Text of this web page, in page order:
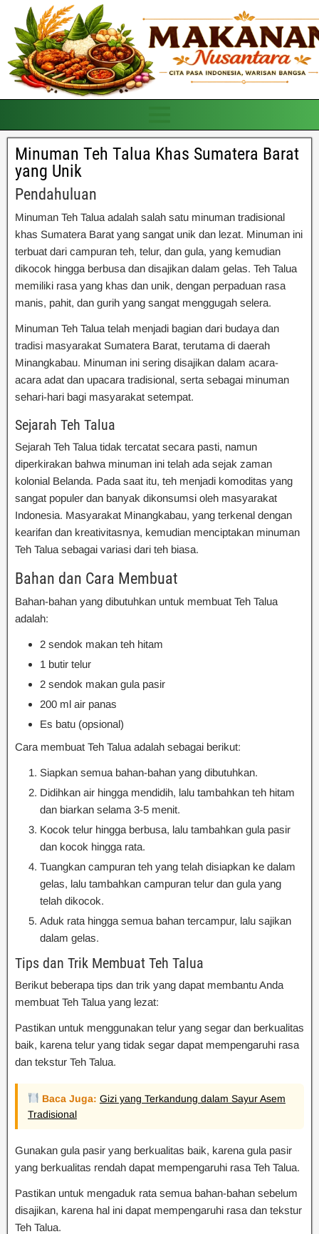
Minuman Teh Talua Khas Sumatera Barat
yang Unik
Pendahuluan
Minuman Teh Talua adalah salah satu minuman tradisional
khas Sumatera Barat yang sangat unik dan lezat. Minuman ini
terbuat dari campuran teh, telur, dan gula, yang kemudian
dikocok hingga berbusa dan disajikan dalam gelas. Teh Talua
memiliki rasa yang khas dan unik, dengan perpaduan rasa
manis, pahit, dan gurih yang sangat menggugah selera.
Minuman Teh Talua telah menjadi bagian dari budaya dan
tradisi masyarakat Sumatera Barat, terutama di daerah
Minangkabau. Minuman ini sering disajikan dalam acara-
acara adat dan upacara tradisional, serta sebagai minuman
sehari-hari bagi masyarakat setempat.
Sejarah Teh Talua
Sejarah Teh Talua tidak tercatat secara pasti, namun
diperkirakan bahwa minuman ini telah ada sejak zaman
kolonial Belanda. Pada saat itu, teh menjadi komoditas yang
sangat populer dan banyak dikonsumsi oleh masyarakat
Indonesia. Masyarakat Minangkabau, yang terkenal dengan
kearifan dan kreativitasnya, kemudian menciptakan minuman
Teh Talua sebagai variasi dari teh biasa.
Bahan dan Cara Membuat
Bahan-bahan yang dibutuhkan untuk membuat Teh Talua
adalah:
2 sendok makan teh hitam
1 butir telur
2 sendok makan gula pasir
200 ml air panas
Es batu (opsional)
Cara membuat Teh Talua adalah sebagai berikut:
Siapkan semua bahan-bahan yang dibutuhkan.
Didihkan air hingga mendidih, lalu tambahkan teh hitam
dan biarkan selama 3-5 menit.
Kocok telur hingga berbusa, lalu tambahkan gula pasir
dan kocok hingga rata.
Tuangkan campuran teh yang telah disiapkan ke dalam
gelas, lalu tambahkan campuran telur dan gula yang
telah dikocok.
Aduk rata hingga semua bahan tercampur, lalu sajikan
dalam gelas.
Tips dan Trik Membuat Teh Talua
Berikut beberapa tips dan trik yang dapat membantu Anda
membuat Teh Talua yang lezat:
Pastikan untuk menggunakan telur yang segar dan berkualitas
baik, karena telur yang tidak segar dapat mempengaruhi rasa
dan tekstur Teh Talua.
Baca Juga: Gizi yang Terkandung dalam Sayur Asem
Tradisional
Gunakan gula pasir yang berkualitas baik, karena gula pasir
yang berkualitas rendah dapat mempengaruhi rasa Teh Talua.
Pastikan untuk mengaduk rata semua bahan-bahan sebelum
disajikan, karena hal ini dapat mempengaruhi rasa dan tekstur
Teh Talua.